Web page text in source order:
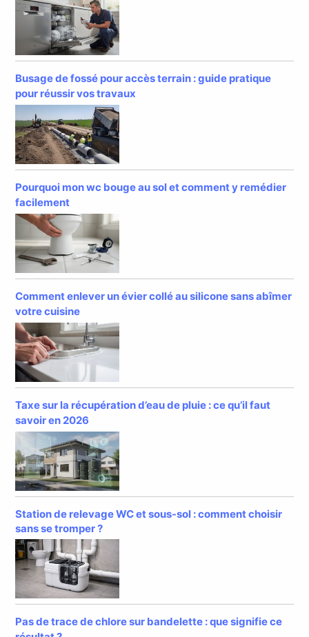
Busage de fossé pour accès terrain : guide pratique
pour réussir vos travaux
Pourquoi mon wc bouge au sol et comment y remédier
facilement
Comment enlever un évier collé au silicone sans abîmer
votre cuisine
Taxe sur la récupération d’eau de pluie : ce qu’il faut
savoir en 2026
Station de relevage WC et sous-sol : comment choisir
sans se tromper ?
Pas de trace de chlore sur bandelette : que signifie ce